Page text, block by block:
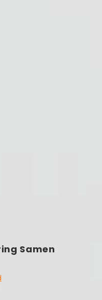
Samen